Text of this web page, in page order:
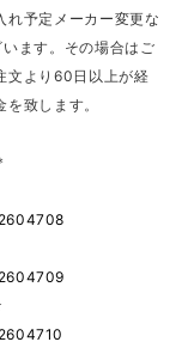
れ予定メーカー変更な
ます。その場合はご
文より60日以上が経
致します。